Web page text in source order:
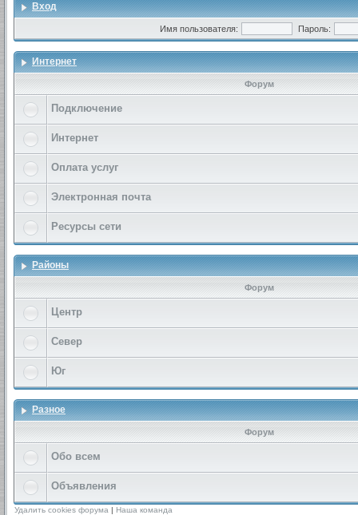
Вход
Имя пользователя: Пароль:
Интернет
Форум
Подключение
Интернет
Оплата услуг
Электронная почта
Ресурсы сети
Районы
Форум
Центр
Север
Юг
Разное
Форум
Обо всем
Объявления
Удалить cookies форума | Наша команда